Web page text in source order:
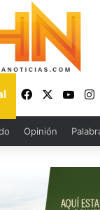
Facebook
Opinión